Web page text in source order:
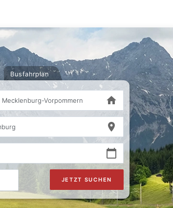
Busfahrplan
Vorpommern
JETZT SUCHEN